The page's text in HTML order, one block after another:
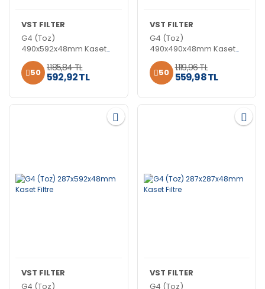
VST FILTER
G4 (Toz)
490x592x48mm Kaset
Filtre
50 1.185,84 TL
592,92 TL
VST FILTER
G4 (Toz)
490x490x48mm Kaset
Filtre
50 1.119,96 TL
559,98 TL
VST FILTER
G4 (Toz)
VST FILTER
G4 (Toz)